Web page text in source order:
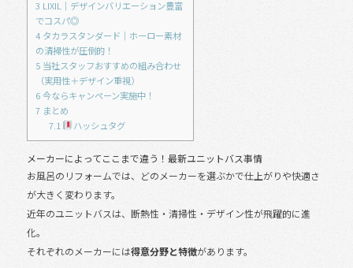
3 LIXIL｜デザインバリエーション豊富
でコスパ◎
4タカラスタンダード｜ホーロー素材
の清掃性が圧倒的！
5当社スタッフおすすめの組み合わせ
（実用性＋デザイン重視）
6今ならキャンペーン実施中！
7まとめ
7.1
ハッシュタグ
メーカーによってここまで違う！最新ユニットバス事情
お風呂のリフォームでは、どのメーカーを選ぶかで仕上がりや快適さ
が大きく変わります。
近年のユニットバスは、断熱性・清掃性・デザイン性が飛躍的に進
化。
それぞれのメーカーには得意分野と特徴があります。